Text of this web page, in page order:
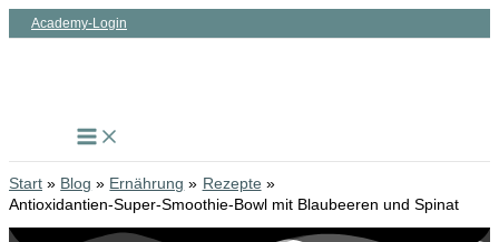
ZumAcademy-Login
Start Blog Ernährung
Rezepte
Antioxidantien-Super-Smoothie-Bowl mit Blaubeeren und Spinat